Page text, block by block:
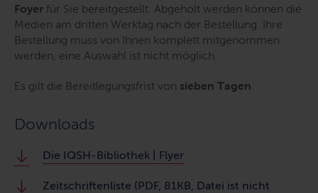
Foyer für Sie bereitgestellt. Abgeholt werden können die
Medien am dritten Werktag nach der Bestellung. Ihre
Bestellung muss von Ihnen komplett mitgenommen
werden, eine Auswahl ist nicht möglich.
Es gilt die Bereitlegungsfrist von sieben Tagen
Downloads
Die IQSH-Bibliothek | Flyer
Zeitschriftenliste (PDF, 81KB, Datei ist nicht